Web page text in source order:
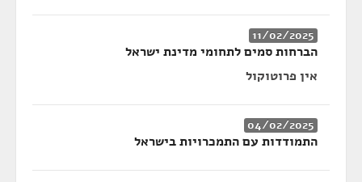
11/02/2025
הברחות סמים לתחומי מדינת ישראל
אין פרוטוקול
04/02/2025
התמודדות עם התמכרויות בישראל